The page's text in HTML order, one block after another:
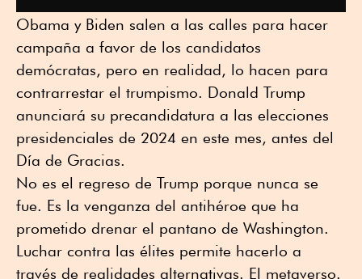
Obama y Biden salen a las calles para hacer
campaña a favor de los candidatos
demócratas, pero en realidad, lo hacen para
contrarrestar el trumpismo. Donald Trump
anunciará su precandidatura a las elecciones
presidenciales de 2024 en este mes, antes del
Día de Gracias.
No es el regreso de Trump porque nunca se
fue. Es la venganza del antihéroe que ha
prometido drenar el pantano de Washington.
Luchar contra las élites permite hacerlo a
través de realidades alternativas. El metaverso.